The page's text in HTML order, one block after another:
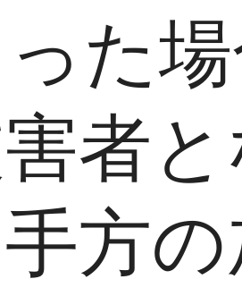
た場
者
方